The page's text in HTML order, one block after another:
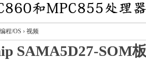
程/OS › 视频
SAMA5D27-SOM